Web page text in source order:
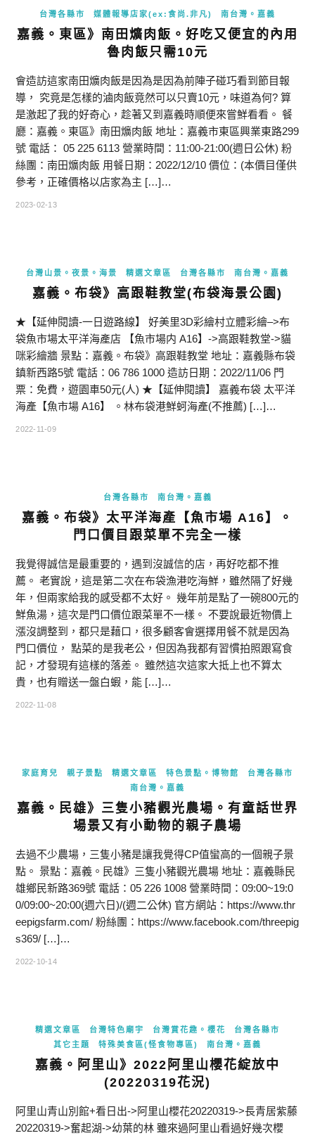
台灣各縣市 媒體報導店家(ex:食尚.非凡) 南台灣。嘉義
嘉義。東區》南田爌肉飯。好吃又便宜的內用
魯肉飯只需10元
會造訪這家南田爌肉飯是因為是因為前陣子碰巧看到節目報
導， 究竟是怎樣的滷肉飯竟然可以只賣10元，味道為何? 算
是激起了我的好奇心，趁著又到嘉義時順便來嘗鮮看看。 餐
廳：嘉義。東區》南田爌肉飯 地址：嘉義市東區興業東路299
號 電話： 05 225 6113 營業時間：11:00-21:00(週日公休) 粉
絲團：南田爌肉飯 用餐日期：2022/12/10 價位：(本價目僅供
參考，正確價格以店家為主 […]…
2023-02-13
台灣山景。夜景。海景 精選文章區 台灣各縣市 南台灣。嘉義
嘉義。布袋》高跟鞋教堂(布袋海景公園)
★【延伸閱讀-一日遊路線】 好美里3D彩繪村立體彩繪–>布
袋魚市場太平洋海產店 【魚市場内 A16】->高跟鞋教堂->貓
咪彩繪牆 景點：嘉義。布袋》高跟鞋教堂 地址：嘉義縣布袋
鎮新西路5號 電話：06 786 1000 造訪日期：2022/11/06 門
票：免費，遊園車50元(人) ★【延伸閱讀】 嘉義布袋 太平洋
海產【魚市場 A16】 。林布袋港鮮蚵海產(不推薦) […]…
2022-11-09
台灣各縣市 南台灣。嘉義
嘉義。布袋》太平洋海產【魚市場 A16】。
門口價目跟菜單不完全一樣
我覺得誠信是最重要的，遇到沒誠信的店，再好吃都不推
薦。 老實說，這是第二次在布袋漁港吃海鮮，雖然隔了好幾
年，但兩家給我的感受都不太好。 幾年前是點了一碗800元的
鮮魚湯，這次是門口價位跟菜單不一樣。 不要說最近物價上
漲沒調整到，都只是藉口，很多顧客會選擇用餐不就是因為
門口價位， 點菜的是我老公，但因為我都有習慣拍照跟寫食
記，才發現有這樣的落差。 雖然這次這家大抵上也不算太
貴，也有贈送一盤白蝦，能 […]…
2022-11-08
家庭育兒 親子景點 精選文章區 特色景點。博物館
台灣各縣市
南台灣。嘉義
嘉義。民雄》三隻小豬觀光農場。有童話世界
場景又有小動物的親子農場
去過不少農場，三隻小豬是讓我覺得CP值蠻高的一個親子景
點。 景點：嘉義。民雄》三隻小豬觀光農場 地址：嘉義縣民
雄鄉民新路369號 電話：05 226 1008 營業時間：09:00~19:0
0/09:00~20:00(週六日)/(週二公休) 官方網站：https://www.thr
eepigsfarm.com/ 粉絲團：https://www.facebook.com/threepig
s369/ […]…
2022-10-14
精選文章區 台灣特色廟宇 台灣賞花趣。櫻花
台灣各縣市
其它主題
特殊美食區(怪食物專區) 南台灣。嘉義
嘉義。阿里山》2022阿里山櫻花綻放中
(20220319花況)
阿里山青山別館+看日出->阿里山櫻花20220319->長青居紫藤
20220319->奮起湖->幼葉的林 雖來過阿里山看過好幾次櫻